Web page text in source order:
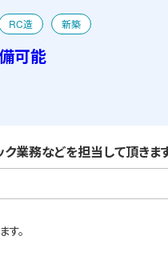
RC造
新築
可能
業務などを担当して頂きます
。